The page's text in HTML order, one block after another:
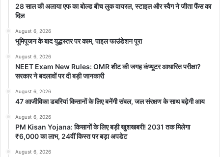
28 साल की अलाया एफ का बोल्ड बीच लुक वायरल, स्टाइल और स्वैग ने जीता फैंस का
दिल
August 6, 2026
भूमिपूजन के बाद युद्धस्तर पर काम, पाइल फाउंडेशन पूरा
August 6, 2026
NEET Exam New Rules: OMR शीट की जगह कंप्यूटर आधारित परीक्षा?
सरकार ने बदलावों पर दी बड़ी जानकारी
August 6, 2026
47 आजीविका डबरियां किसानों के लिए बनेंगी संबल, जल संरक्षण के साथ बढ़ेगी आय
August 6, 2026
PM Kisan Yojana: किसानों के लिए बड़ी खुशखबरी! 2031 तक मिलेगा
₹6,000 का लाभ, 24वीं किस्त पर बड़ा अपडेट
August 6, 2026